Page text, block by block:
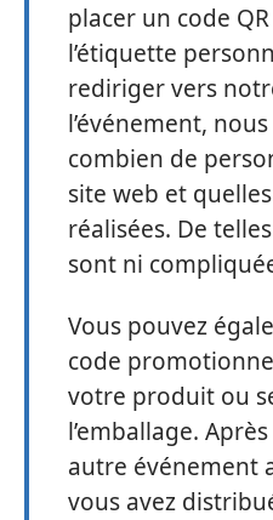
placer un code
l’étiquette
rediriger vers
l’événement,
combien de
site web et
réalisées. De
sont ni
Vous pouvez
code
votre produit ou
l’emballage.
autre événement
vous avez